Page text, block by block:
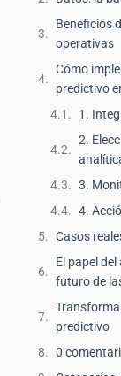
Beneficios
operativas
Cómo
predictivo
1.
2.
3.
4.
Casos
El papel
futuro de
predictivo
0